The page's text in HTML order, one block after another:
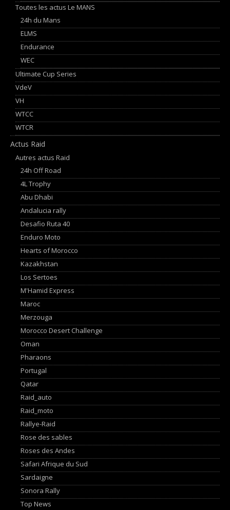
Toutes les actus Le MANS
24h du Mans
ELMS
Endurance
WEC
Ultimate Cup Series
VdeV
VH
WTCC
WTCR
Actus Raid
Autres actus Raid
24h Off Road
4L Trophy
Abu Dhabi
Andalucia rally
Desafio Ruta 40
Enduro Moto
Hearts of Morocco
Kazakhstan
Los Sertoes
M'Hamid Express
Maroc
Merzouga
Morocco Desert Challenge
Oman
Pharaons
Portugal
Qatar
Raid_auto
Raid_moto
Rallye-Raid
Rose des sables
Roses des Andes
Safari Afrique du Sud
Sardaigne
Sonora Rally
Top News